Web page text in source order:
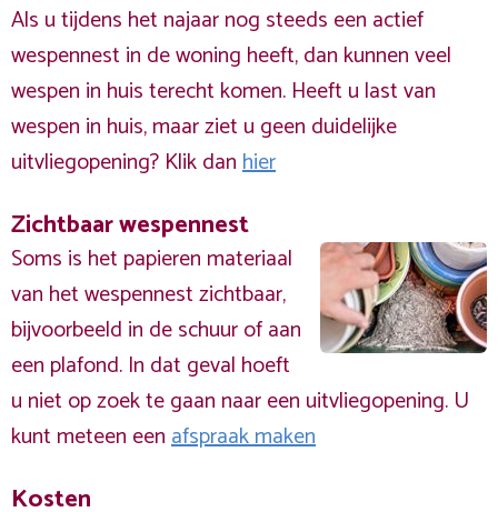
Als u tijdens het najaar nog steeds een actief
wespennest in de woning heeft, dan kunnen veel
wespen in huis terecht komen. Heeft u last van
wespen in huis, maar ziet u geen duidelijke
uitvliegopening? Klik danhier
Zichtbaar wespennest
Soms is het papieren materiaal
van het wespennest zichtbaar,
bijvoorbeeld in de schuur of aan
een plafond. In dat geval hoeft
u niet op zoek te gaan naar een uitvliegopening. U
kunt meteen eenafspraak maken
Kosten